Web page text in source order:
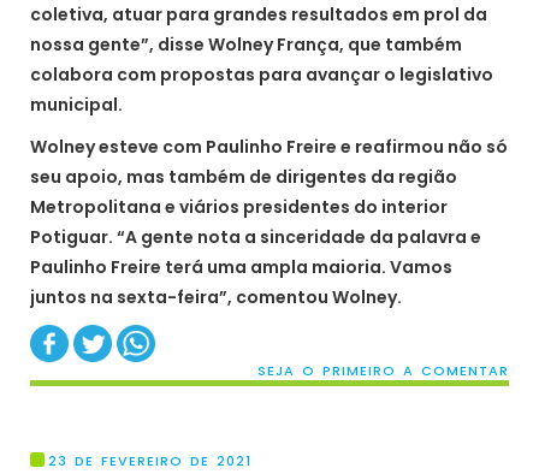
coletiva, atuar para grandes resultados em prol da
nossa gente”, disse Wolney França, que também
colabora com propostas para avançar o legislativo
municipal.
Wolney esteve com Paulinho Freire e reafirmou não só
seu apoio, mas também de dirigentes da região
Metropolitana e viários presidentes do interior
Potiguar. “A gente nota a sinceridade da palavra e
Paulinho Freire terá uma ampla maioria. Vamos
juntos na sexta-feira”, comentou Wolney.
SEJA O PRIMEIRO A COMENTAR
23 DE FEVEREIRO DE 2021